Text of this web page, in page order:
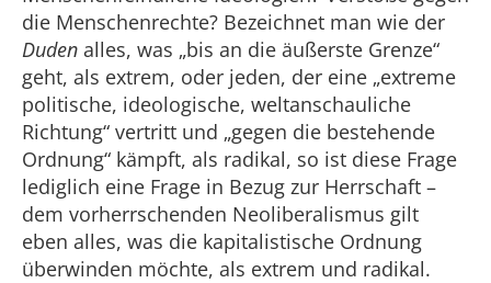
die Menschenrechte? Bezeichnet man wie der
Duden alles, was „bis an die äußerste Grenze“
geht, als extrem, oder jeden, der eine „extreme
politische, ideologische, weltanschauliche
Richtung“ vertritt und „gegen die bestehende
Ordnung“ kämpft, als radikal, so ist diese Frage
lediglich eine Frage in Bezug zur Herrschaft –
dem vorherrschenden Neoliberalismus gilt
eben alles, was die kapitalistische Ordnung
überwinden möchte, als extrem und radikal.